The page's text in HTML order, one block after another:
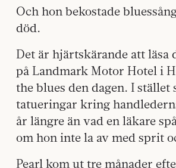
Och hon bekostade
död.
Det är hjärtskärande att
på Landmark Motor Hotel i
the blues den dagen. I
tatueringar kring
år längre än vad en läkare
om hon inte la av med sprit
Pearl kom ut tre månader